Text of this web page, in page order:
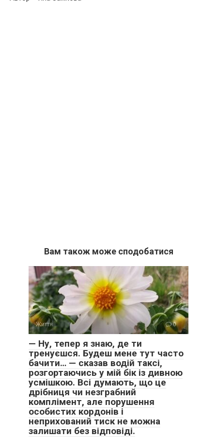
Вам також може сподобатися
Життя 0
— Ну, тепер я знаю, де ти
тренуєшся. Будеш мене тут часто
бачити… — сказав водій таксі,
розгортаючись у мій бік із дивною
усмішкою. Всі думають, що це
дрібниця чи незграбний
комплімент, але порушення
особистих кордонів і
неприхований тиск не можна
залишати без відповіді.